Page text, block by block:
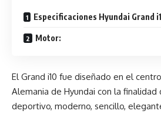
Especificaciones Hyundai Grand
Motor:
El Grand i10 fue diseñado en el
Alemania de Hyundai con la
deportivo, moderno, sencillo,